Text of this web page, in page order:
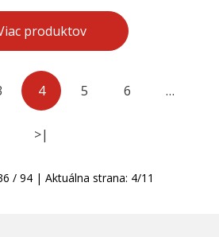
produktov
4 5 6 …
>|
/ 94 | Aktuálna strana: 4/11